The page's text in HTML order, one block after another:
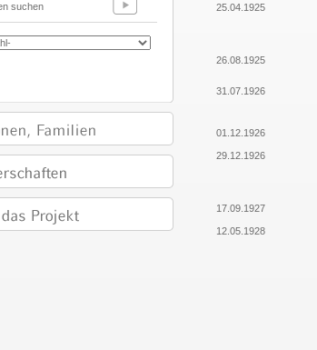
suchen
25.04.1925
26.08.1925
31.07.1926
01.12.1926
29.12.1926
17.09.1927
12.05.1928